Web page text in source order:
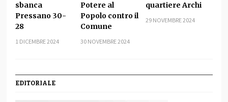
sbanca
Pressano 30-
28
1 DICEMBRE 2024
Potere al
Popolo contro il
Comune
30 NOVEMBRE 2024
quartiere Archi
29 NOVEMBRE 2024
EDITORIALE